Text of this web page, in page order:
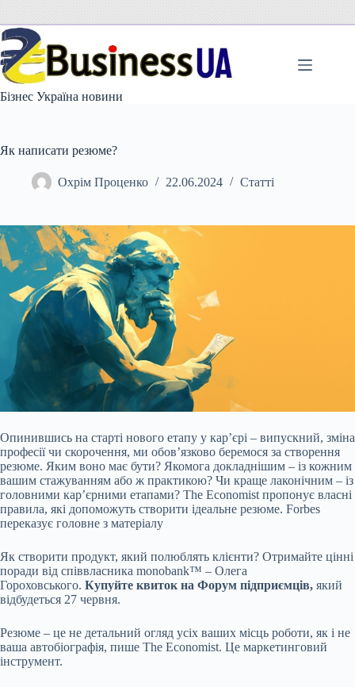
вмісту
Бізнес Україна новини
Як написати резюме?
Охрім Проценко 22.06.2024 Статті
Опинившись на старті нового етапу у карʼєрі – випускний, зміна
професії чи скорочення, ми обовʼязково беремося за створення
резюме. Яким воно має бути? Якомога докладнішим – із кожним
вашим стажуванням або ж практикою? Чи краще лаконічним – із
головними карʼєрними етапами? The Economist пропонує власні
правила, які допоможуть створити ідеальне резюме. Forbes
переказує головне з матеріалу
Як створити продукт, який полюблять клієнти? Отримайте цінні
поради від співвласника monobank™ – Олега
Гороховського. Купуйте квиток на Форум підприємців, який
відбудеться 27 червня.
Резюме – це не детальний огляд усіх ваших місць роботи, як і не
ваша автобіографія, пише The Economist. Це маркетинговий
інструмент.